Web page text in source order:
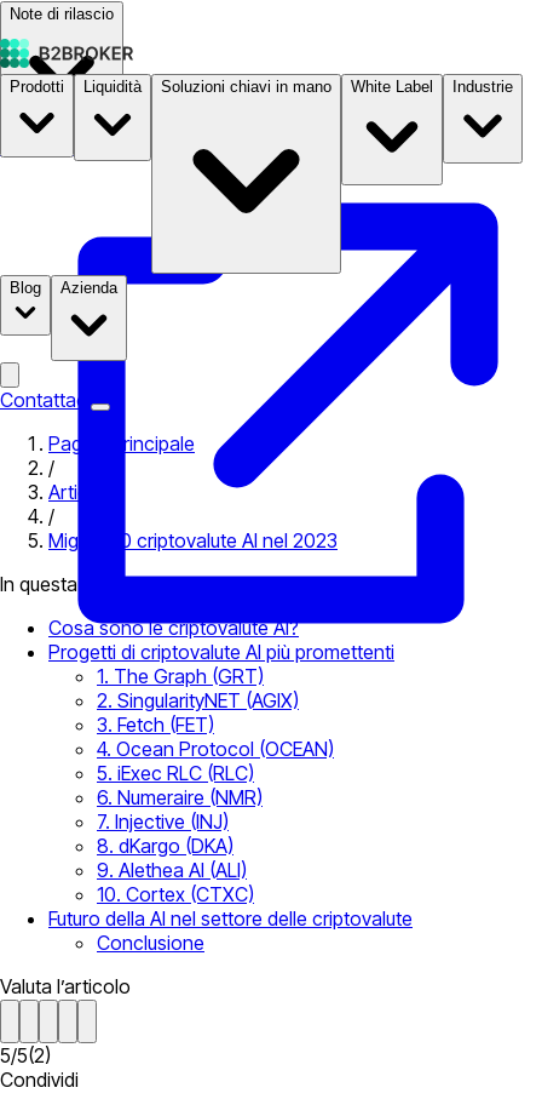
Note di rilascio
PrezziB2STORE
Prodotti Liquidità Soluzioni chiavi in mano White Label Industrie
Blog Azienda
Contattaci
Pagina principale
/
Articoli
/
Migliori 10 criptovalute AI nel 2023
In questa pagina
Cosa sono le criptovalute AI?
Progetti di criptovalute AI più promettenti
1. The Graph (GRT)
2. SingularityNET (AGIX)
3. Fetch (FET)
4. Ocean Protocol (OCEAN)
5. iExec RLC (RLC)
6. Numeraire (NMR)
7. Injective (INJ)
8. dKargo (DKA)
9. Alethea AI (ALI)
10. Cortex (CTXC)
Futuro della AI nel settore delle criptovalute
Conclusione
Valuta l’articolo
5/5(2)
Condividi